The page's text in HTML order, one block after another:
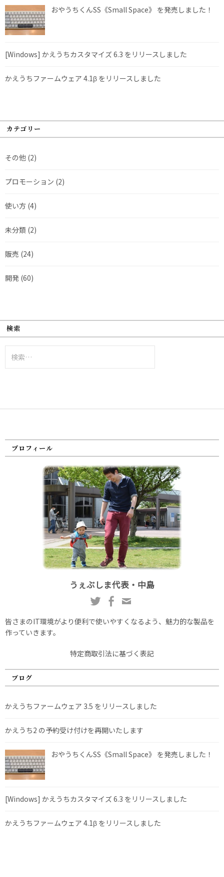
おやうちくんSS《Small Space》 を発売しました！
[Windows] かえうちカスタマイズ 6.3 をリリースしました
かえうちファームウェア 4.1β をリリースしました
カテゴリー
その他 (2)
プロモーション (2)
使い方 (4)
未分類 (2)
販売 (24)
開発 (60)
検索
索:
プロフィール
うぇぶしま代表・中島
皆さまのIT環境がより便利で使いやすくなるよう、魅力的な製品を
作っていきます。
特定商取引法に基づく表記
ブログ
かえうちファームウェア 3.5 をリリースしました
かえうち2 の予約受け付けを再開いたします
おやうちくんSS《Small Space》 を発売しました！
[Windows] かえうちカスタマイズ 6.3 をリリースしました
かえうちファームウェア 4.1β をリリースしました